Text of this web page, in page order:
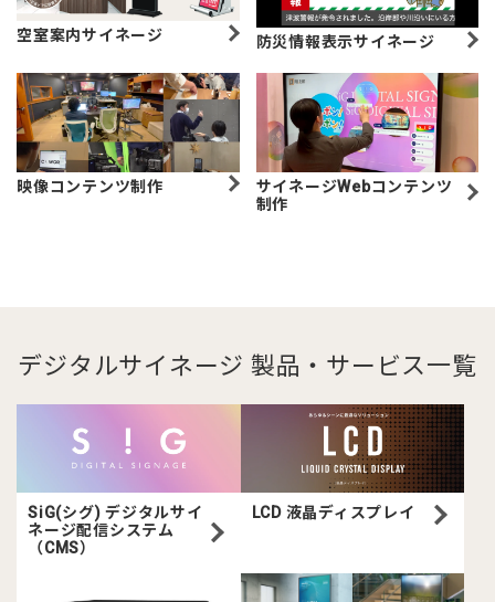
空室案内サイネージ 防災情報表示サイネージ
映像コンテンツ制作
サイネージWebコンテンツ
制作
デジタルサイネージ 製品・サービス一覧
SiG(シグ) デジタルサイ
ネージ配信システム
（CMS）
LCD 液晶ディスプレイ